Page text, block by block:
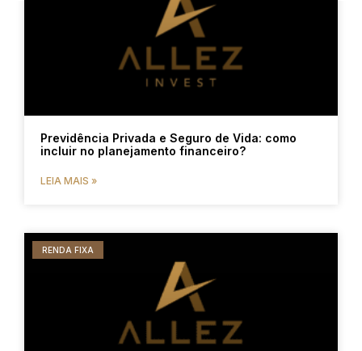
Previdência Privada e Seguro de Vida: como
incluir no planejamento financeiro?
LEIA MAIS »
RENDA FIXA